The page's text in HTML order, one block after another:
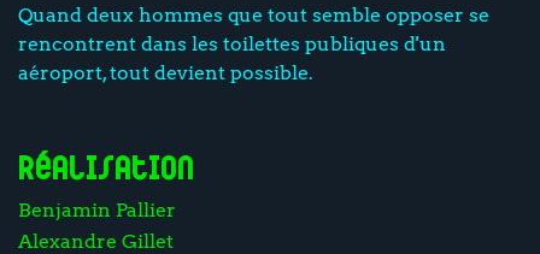
Quand deux hommes que tout semble opposer se
rencontrent dans les toilettes publiques d'un
aéroport, tout devient possible.
Réalisation
Benjamin Pallier
Alexandre Gillet